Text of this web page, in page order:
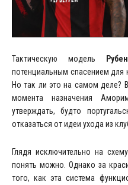
Тактическую модель
потенциальным спасением для
Но так ли это на самом деле?
момента назначения
утверждать, будто
отказаться от идеи ухода из
Глядя исключительно на
понять можно. Однако за
того, как эта система